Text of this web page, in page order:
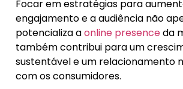
Focar em estratégias para
engajamento e a audiência não
potencializa aonline presenceda
também contribui para um
sustentável e um relacionamento
com os consumidores.